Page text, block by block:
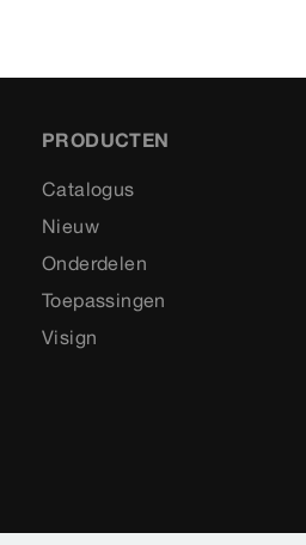
PRODUCTEN
Catalogus
Nieuw
Onderdelen
Toepassingen
Visign